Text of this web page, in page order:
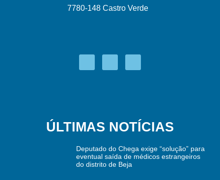
7780-148 Castro Verde
ÚLTIMAS NOTÍCIAS
Deputado do Chega exige “solução” para
eventual saída de médicos estrangeiros
do distrito de Beja